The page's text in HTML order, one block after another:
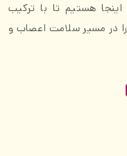
هستیم تا با ترکیب
را در مسیر سلامت اعصاب و